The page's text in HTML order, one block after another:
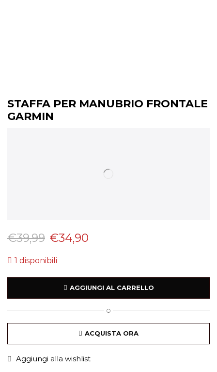
STAFFA PER MANUBRIO FRONTALE
GARMIN
€39,99 €34,90
1 disponibili
AGGIUNGI AL CARRELLO
O
ACQUISTA ORA
Aggiungi alla wishlist